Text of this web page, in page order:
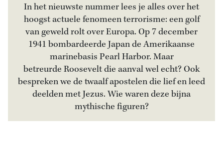
In het nieuwste nummer lees je alles over het
hoogst actuele fenomeen terrorisme: een golf
van geweld rolt over Europa. Op 7 december
1941 bombardeerde Japan de Amerikaanse
marinebasis Pearl Harbor. Maar
betreurde Roosevelt die aanval wel echt? Ook
bespreken we de twaalf apostelen die lief en leed
deelden met Jezus. Wie waren deze bijna
mythische figuren?